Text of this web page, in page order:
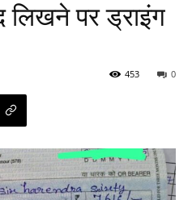
पर ड्राइंग
0
453